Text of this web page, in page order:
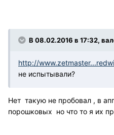
В 08.02.2016 в 17:32,
http://
не испытывали?
Нет такую не пробовал , в
порошковых но что то я их